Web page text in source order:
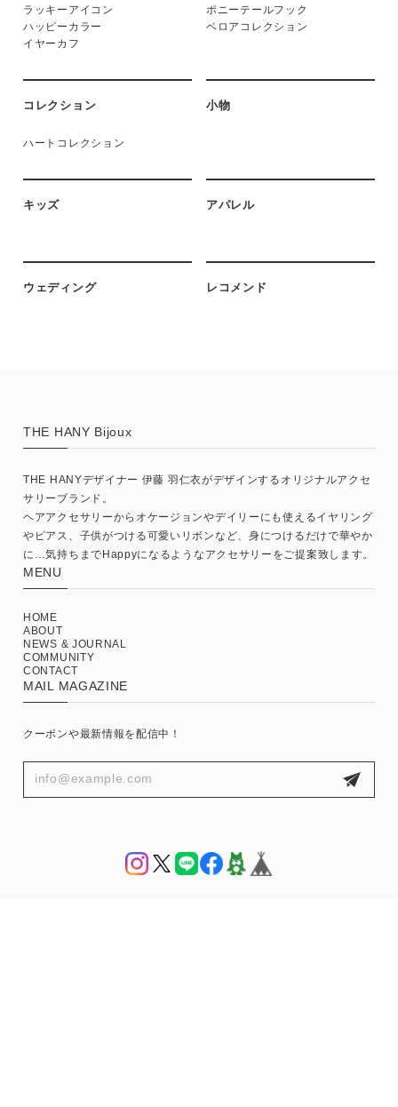
ラッキーアイコン
ハッピーカラー
イヤーカフ
ポニーテールフック
ベロアコレクション
コレクション
ハートコレクション
小物
キッズ アパレル
ウェディング レコメンド
THE HANY Bijoux
THE HANYデザイナー 伊藤 羽仁衣がデザインするオリジナルアクセ
サリーブランド。
ヘアアクセサリーからオケージョンやデイリーにも使えるイヤリング
やピアス、子供がつける可愛いリボンなど、身につけるだけで華やか
に…気持ちまでHappyになるようなアクセサリーをご提案致します。
MENU
HOME
ABOUT
NEWS & JOURNAL
COMMUNITY
CONTACT
MAIL MAGAZINE
クーポンや最新情報を配信中！